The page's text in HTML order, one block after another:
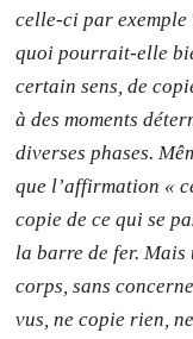
celle-ci par
quoi pourrait-elle
certain sens, de
à des moments
diverses phases.
que l’affirmation «
copie de ce qui se
la barre de fer. Mais
corps, sans
vus, ne copie rien,